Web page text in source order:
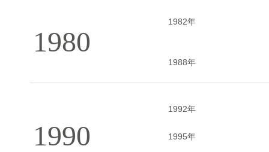
1980
1982年
1988年
1990
1992年
1995年